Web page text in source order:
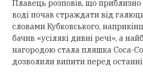
Плавець розповів, що приблизно
воді почав страждати від
словами Кубковського,
бачив «усілякі дивні речі», а
нагородою стала пляшка Coca-
дозволили випити перед